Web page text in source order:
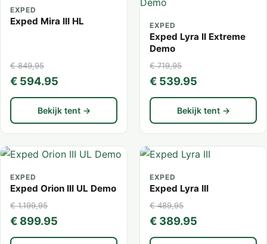
EXPED
Exped Mira III HL
€ 849,95
€ 594.95
Bekijk tent →
EXPED
Exped Lyra II Extreme
Demo
€ 719,95
€ 539.95
Bekijk tent →
EXPED
Exped Orion III UL Demo
€ 1.199,95
€ 899.95
EXPED
Exped Lyra III
€ 489,95
€ 389.95